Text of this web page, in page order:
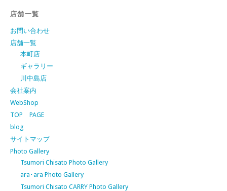
店舗一覧
お問い合わせ
店舗一覧
本町店
ギャラリー
川中島店
会社案内
WebShop
TOP PAGE
blog
サイトマップ
Photo Gallery
Tsumori Chisato Photo Gallery
ara･ara Photo Gallery
Tsumori Chisato CARRY Photo Gallery